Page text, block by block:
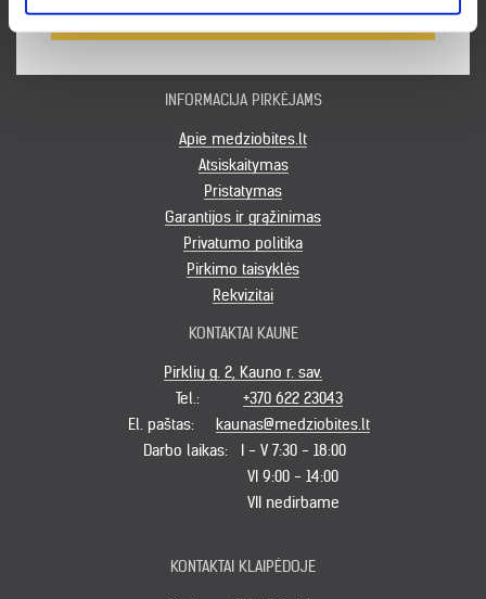
INFORMACIJA PIRKĖJAMS
Apie medziobites.lt
Atsiskaitymas
Pristatymas
Garantijos ir grąžinimas
Privatumo politika
Pirkimo taisyklės
Rekvizitai
PRENUMERUOTI
KONTAKTAI KAUNE
Pirklių g. 2, Kauno r. sav.
Tel.:
+370 622 23043
El. paštas:
kaunas@medziobites.lt
Darbo laikas:
I - V 7:30 - 18:00
VI 9:00 - 14:00
VII nedirbame
KONTAKTAI KLAIPĖDOJE